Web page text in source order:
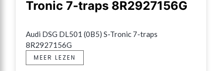
Tronic 7-traps 8R2927156G
Audi DSG DL501 (0B5) S-Tronic 7-traps
8R2927156G
MEER LEZEN